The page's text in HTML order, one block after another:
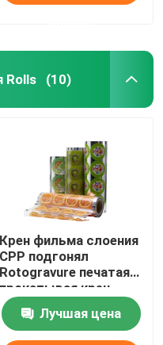
Rolls (10)
Крен фильма слоения
CPP подгонял
Rotogravure печатая
прокатывая крен
листа
Лучшая цена